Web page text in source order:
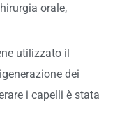
orale,
utilizzato il
dei
i capelli è stata